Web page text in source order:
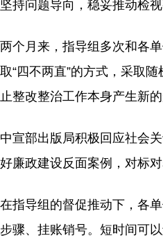
坚持问题导向，稳妥推动检
两个月来，指导组多次和各
取“四不两直”的方式，采取
止整改整治工作本身产生新的
中宣部出版局积极回应社会
好廉政建设反面案例，对标
在指导组的督促推动下，各
步骤、挂账销号。短时间可